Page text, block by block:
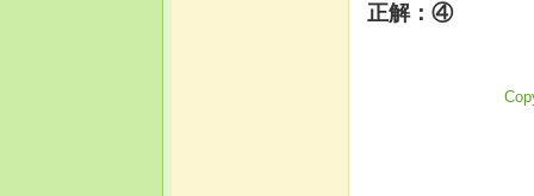
正解：④